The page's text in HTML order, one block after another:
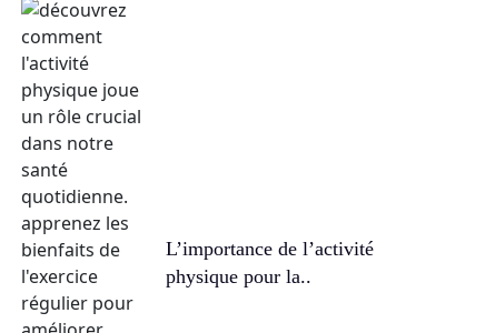
L’importance de l’activité
physique pour la..